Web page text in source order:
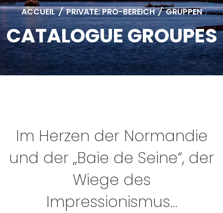
ACCUEIL / PRIVATE: PRO-BEREICH / GRUPPEN
CATALOGUE GROUPES
Im Herzen der Normandie
und der „Baie de Seine“, der
Wiege des
Impressionismus…